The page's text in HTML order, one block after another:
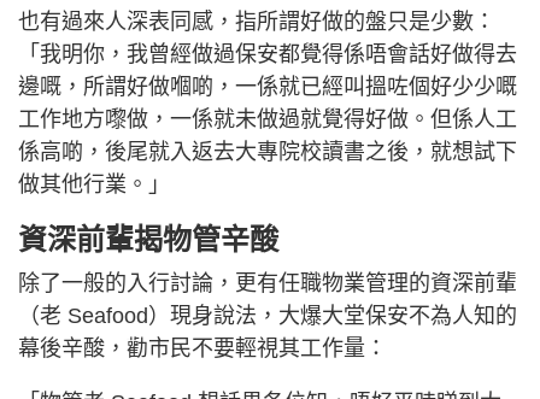
也有過來人深表同感，指所謂好做的盤只是少數：
「我明你，我曾經做過保安都覺得係唔會話好做得去
邊嘅，所謂好做嗰啲，一係就已經叫搵咗個好少少嘅
工作地方嚟做，一係就未做過就覺得好做。但係人工
係高啲，後尾就入返去大專院校讀書之後，就想試下
做其他行業。」
資深前輩揭物管辛酸
除了一般的入行討論，更有任職物業管理的資深前輩
（老 Seafood）現身說法，大爆大堂保安不為人知的
幕後辛酸，勸市民不要輕視其工作量：